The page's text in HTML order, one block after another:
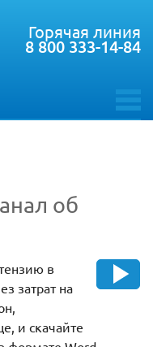
toggle
Горячая линия
8 800 333-14-84
об
в
затрат на
и скачайте